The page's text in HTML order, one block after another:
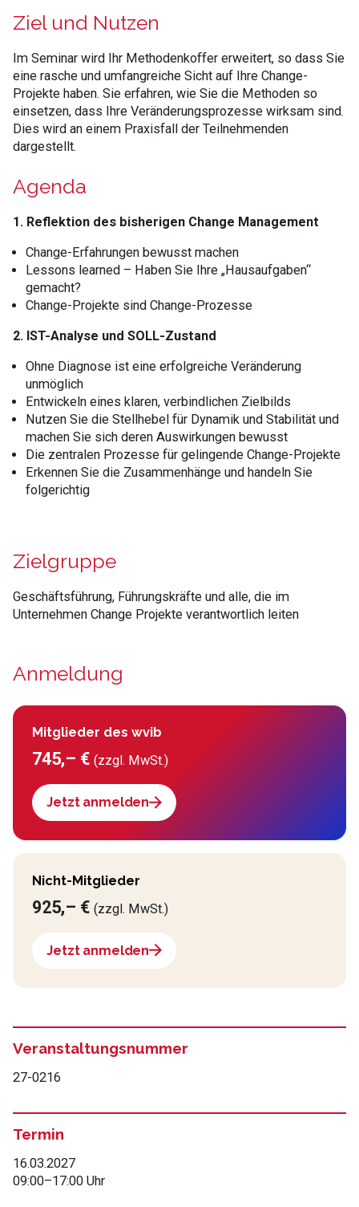
Ziel und Nutzen
Im Seminar wird Ihr Methodenkoffer erweitert, so dass Sie
eine rasche und umfangreiche Sicht auf Ihre Change-
Projekte haben. Sie erfahren, wie Sie die Methoden so
einsetzen, dass Ihre Veränderungsprozesse wirksam sind.
Dies wird an einem Praxisfall der Teilnehmenden
dargestellt.
Agenda
1. Reflektion des bisherigen Change Management
Change-Erfahrungen bewusst machen
Lessons learned – Haben Sie Ihre „Hausaufgaben“
gemacht?
Change-Projekte sind Change-Prozesse
2. IST-Analyse und SOLL-Zustand
Ohne Diagnose ist eine erfolgreiche Veränderung
unmöglich
Entwickeln eines klaren, verbindlichen Zielbilds
Nutzen Sie die Stellhebel für Dynamik und Stabilität und
machen Sie sich deren Auswirkungen bewusst
Die zentralen Prozesse für gelingende Change-Projekte
Erkennen Sie die Zusammenhänge und handeln Sie
folgerichtig
Zielgruppe
Geschäftsführung, Führungskräfte und alle, die im
Unternehmen Change Projekte verantwortlich leiten
Anmeldung
Mitglieder des wvib
745,– €(zzgl. MwSt.)
Jetzt anmelden
Nicht-Mitglieder
925,– €(zzgl. MwSt.)
Jetzt anmelden
Veranstaltungsnummer
27-0216
Termin
16.03.2027
09:00–17:00 Uhr